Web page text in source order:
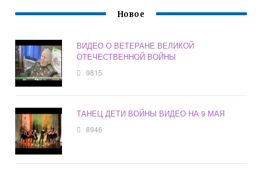
Новое
ВИДЕО О ВЕТЕРАНЕ ВЕЛИКОЙ
ОТЕЧЕСТВЕННОЙ ВОЙНЫ
9815
ТАНЕЦ ДЕТИ ВОЙНЫ ВИДЕО НА 9 МАЯ
8946